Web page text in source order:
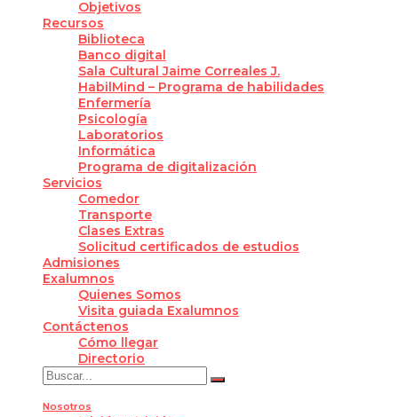
Objetivos
Recursos
Biblioteca
Banco digital
Sala Cultural Jaime Correales J.
HabilMind – Programa de habilidades
Enfermería
Psicología
Laboratorios
Informática
Programa de digitalización
Servicios
Comedor
Transporte
Clases Extras
Solicitud certificados de estudios
Admisiones
Exalumnos
Quienes Somos
Visita guiada Exalumnos
Contáctenos
Cómo llegar
Directorio
Nosotros